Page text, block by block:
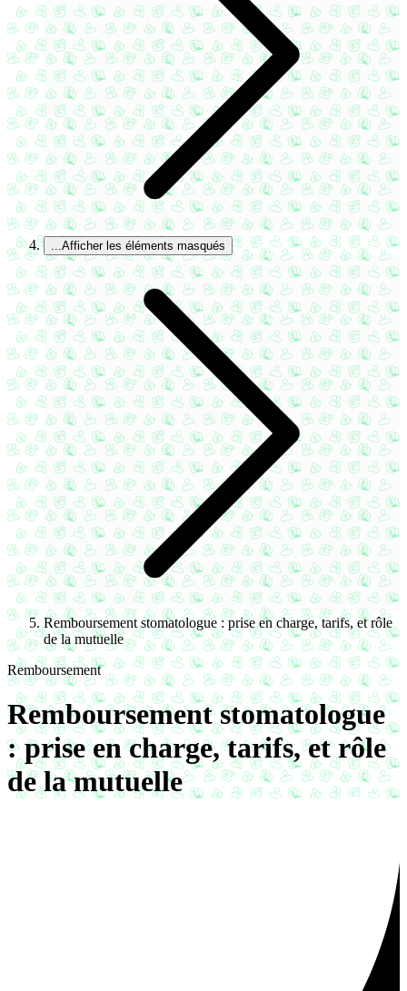
Afficher les éléments masqués
Remboursement stomatologue : prise en charge, tarifs, et rôle
de la mutuelle
Remboursement
Remboursement stomatologue
: prise en charge, tarifs, et rôle
de la mutuelle